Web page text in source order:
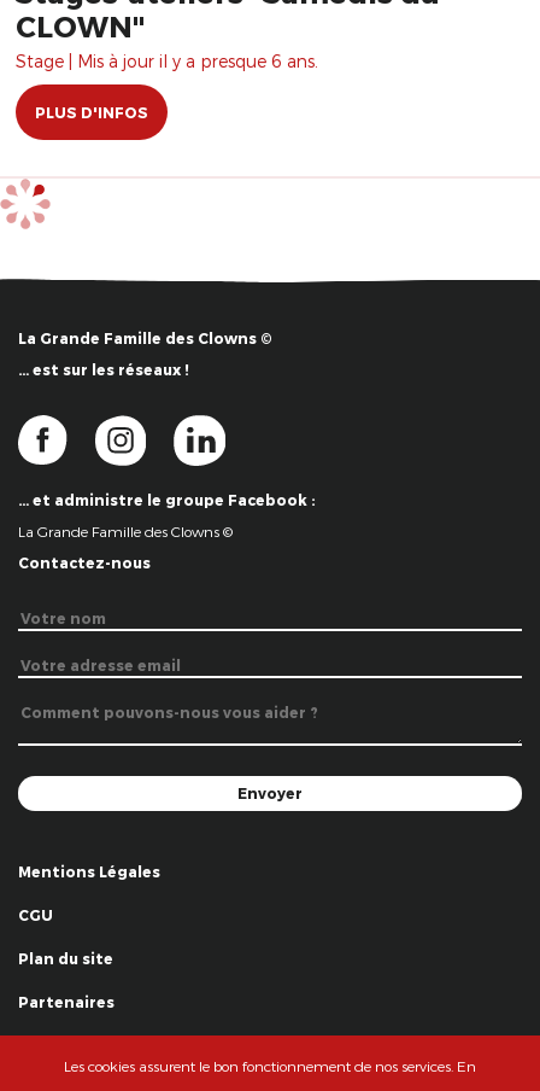
CLOWN"
Stage | Mis à jour il y a presque 6 ans.
PLUS D'INFOS
La Grande Famille des Clowns ©
… est sur les réseaux !
… et administre le groupe Facebook :
La Grande Famille des Clowns ©
Contactez-nous
Mentions Légales
CGU
Plan du site
Partenaires
Les cookies assurent le bon fonctionnement de nos services. En